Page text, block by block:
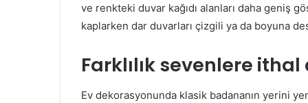
ve renkteki duvar kağıdı alanları daha geniş
kaplarken dar duvarları çizgili ya da boyuna
Farklılık sevenlere
Ev dekorasyonunda klasik badananın yerini